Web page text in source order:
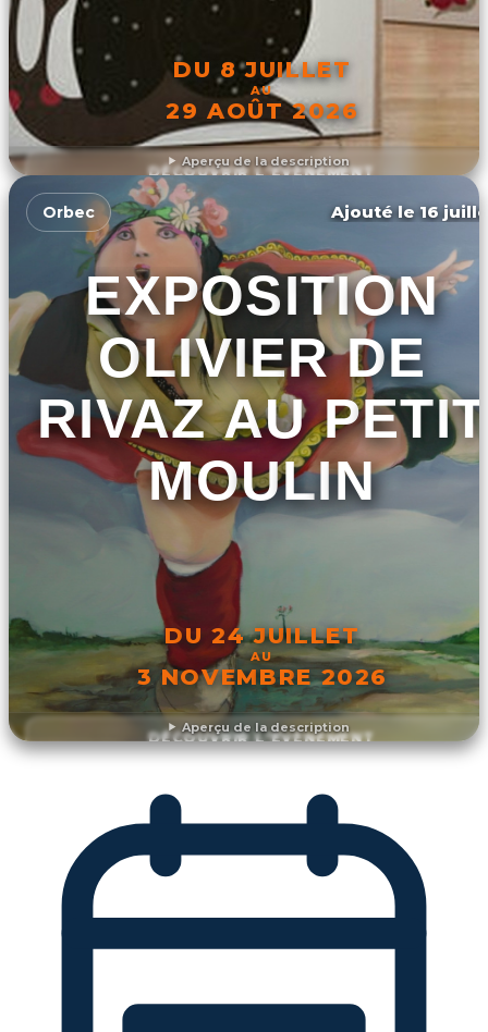
Aperçu de la description
DU 8 JUILLET
AU
29 AOÛT 2026
DÉCOUVRIR L'ÉVÉNEMENT
Aperçu de la description
Orbec Ajouté le 16
EXPOSITION
OLIVIER DE
RIVAZ AU PETIT
MOULIN
DU 24 JUILLET
AU
3 NOVEMBRE 2026
DÉCOUVRIR L'ÉVÉNEMENT